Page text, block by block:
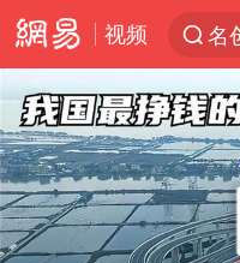
视频
名
香
四